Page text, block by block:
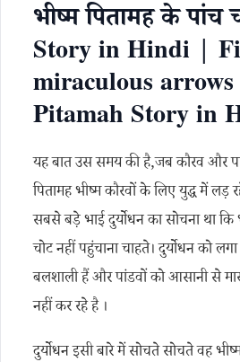
भीष्म पितामह के पांच
Story in Hindi |
miraculous
Pitamah Story in
यह बात उस समय की है,जब कौरव और
पितामह भीष्म कौरवों के लिए युद्ध में
सबसे बड़े भाई दुर्योधन का सोचना था कि
चोट नहीं पहुंचाना चाहते। दुर्योधन को
बलशाली हैं और पांडवों को आसानी से
नहीं कर रहे है ।
दुर्योधन इसी बारे में सोचते सोचते वह